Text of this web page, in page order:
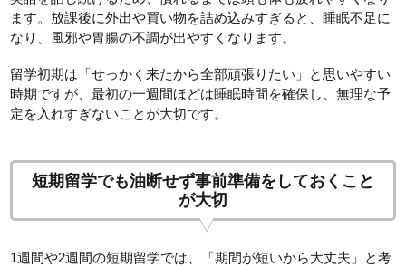
ます。放課後に外出や買い物を詰め込みすぎると、睡眠不足に
なり、風邪や胃腸の不調が出やすくなります。
留学初期は「せっかく来たから全部頑張りたい」と思いやすい
時期ですが、最初の一週間ほどは睡眠時間を確保し、無理な予
定を入れすぎないことが大切です。
短期留学でも油断せず事前準備をしておくこと
が大切
1週間や2週間の短期留学では、「期間が短いから大丈夫」と考